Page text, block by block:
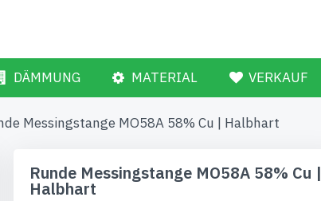
DÄMMUNG MATERIAL VERKAUF
Messingstange MO58A 58% Cu | Halbhart
Runde Messingstange MO58A 58% Cu |
Halbhart